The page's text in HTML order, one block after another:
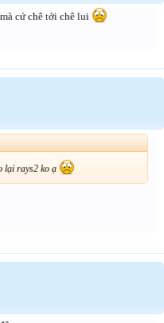
cứ chê tới chê lui
lại rays2 ko ạ